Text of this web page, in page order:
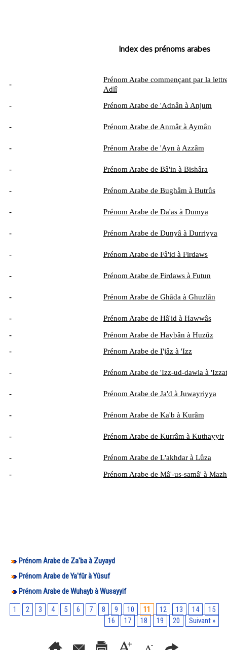
Index des prénoms arabes
-
Prénom Arabe commençant par la
Adlî
-
Prénom Arabe de 'Adnân à Anjum
- Prénom Arabe de Anmâr à Aymân
- Prénom Arabe de 'Ayn à Azzâm
- Prénom Arabe de Bâ'in à Bishâra
- Prénom Arabe de Bughâm à Butrûs
- Prénom Arabe de Da'as à Dumya
- Prénom Arabe de Dunyâ à Durriyya
- Prénom Arabe de Fâ'id à Firdaws
- Prénom Arabe de Firdaws à Futun
- Prénom Arabe de Ghâda à Ghuzlân
- Prénom Arabe de Hâ'id à Hawwâs
-
Prénom Arabe de Haybân à Huzûz
-
Prénom Arabe de I'jâz à 'Izz
- Prénom Arabe de 'Izz-ud-dawla à 'Izzat
- Prénom Arabe de Ja'd à Juwayriyya
- Prénom Arabe de Ka'b à Kurâm
- Prénom Arabe de Kurrâm à Kuthayyir
- Prénom Arabe de L'akhdar à Lûza
- Prénom Arabe de Mâ'-us-samâ' à
Prénom Arabe de Za'ba à Zuyayd
Prénom Arabe de Ya'fûr à Yûsuf
Prénom Arabe de Wuhayb à Wusayyif
1
2 3 4 5 6 7 8 9 10 11 12 13 14
15
16
17 18 19 20 Suivant »